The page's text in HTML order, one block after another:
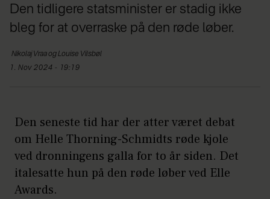
Den tidligere statsminister er stadig ikke
bleg for at overraske på den røde løber.
Nikolaj Vraa og Louise Vilsbøl
1. Nov 2024 - 19:19
Den seneste tid har der atter været debat
om Helle Thorning-Schmidts røde kjole
ved dronningens galla for to år siden. Det
italesatte hun på den røde løber ved Elle
Awards.